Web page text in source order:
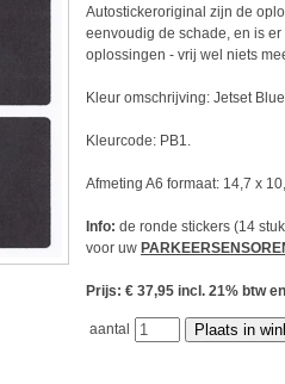
Autostickeroriginal zijn de
eenvoudig de schade, en is
oplossingen - vrij wel niets
Kleur omschrijving: Jetset
Kleurcode: PB1.
Afmeting A6 formaat: 14,7 x
Info: de ronde stickers (14
voor uw
Prijs: € 37,95 incl. 21% btw
aantal